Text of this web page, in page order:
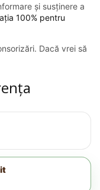
și susținere a
100% pentru
Dacă vrei să